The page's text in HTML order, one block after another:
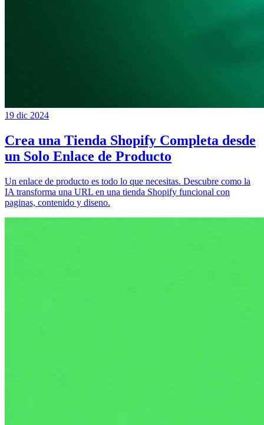
19 dic 2024
Crea una Tienda Shopify Completa desde
un Solo Enlace de Producto
Un enlace de producto es todo lo que necesitas. Descubre como la
IA transforma una URL en una tienda Shopify funcional con
paginas, contenido y diseno.